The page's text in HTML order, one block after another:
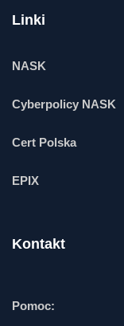
Linki
NASK
Cyberpolicy NASK
Cert Polska
EPIX
Kontakt
Pomoc: